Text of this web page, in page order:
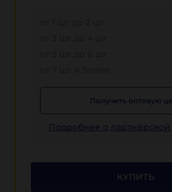
Получить оптовую
Подробнее о
КУПИТЬ